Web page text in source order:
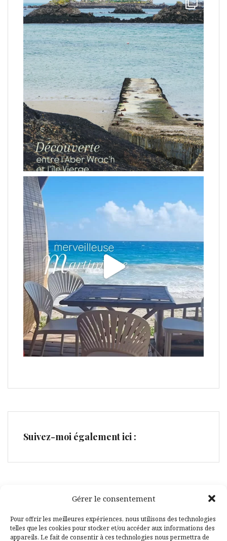
Gérer le consentement
Pour offrir les meilleures expériences, nous utilisons des technologies
telles que les cookies pour stocker et/ou accéder aux informations des
appareils. Le fait de consentir à ces technologies nous permettra de
Suivez-moi également ici :
Facebook
Pinterest